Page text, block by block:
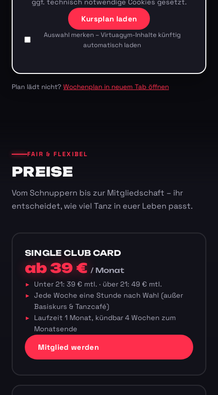
ggf. technisch notwendige Cookies gesetzt.
Kursplan laden
Auswahl merken – Virtuagym-Inhalte künftig
automatisch laden
Plan lädt nicht? Wochenplan in neuem Tab öffnen
FAIR & FLEXIBEL
PREISE
Vom Schnuppern bis zur Mitgliedschaft – ihr
entscheidet, wie viel Tanz in euer Leben passt.
SINGLE CLUB CARD
ab 39 €/ Monat
Unter 21: 39 € mtl. · über 21: 49 € mtl.
Jede Woche eine Stunde nach Wahl (außer
Basiskurs & Tanzcafé)
Laufzeit 1 Monat, kündbar 4 Wochen zum
Monatsende
Mitglied werden